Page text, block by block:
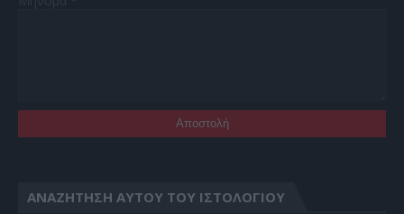
ΑΝΑΖΉΤΗΣΗ ΑΥΤΟΎ ΤΟΥ ΙΣΤΟΛΟΓΊΟΥ